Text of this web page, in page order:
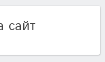
сайт